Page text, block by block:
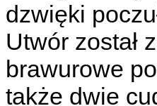
dzwięki
Utwór został
brawurowe
także dwie